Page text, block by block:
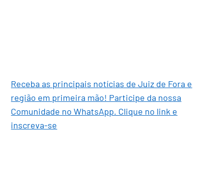
Receba as principais notícias de Juiz de Fora e
região em primeira mão! Participe da nossa
Comunidade no WhatsApp. Clique no link e
inscreva-se